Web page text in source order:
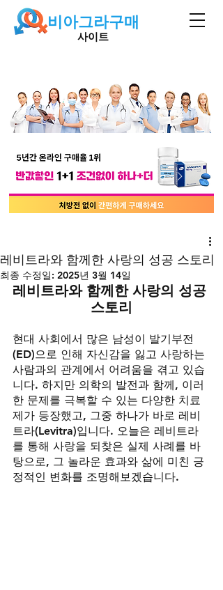
비아그라구매
사이트
레비트라와 함께한 사랑의 성공 스토리
최종 수정일: 2025년 3월 14일
레비트라와 함께한 사랑의 성공
스토리
현대 사회에서 많은 남성이 발기부전
(ED)으로 인해 자신감을 잃고 사랑하는
사람과의 관계에서 어려움을 겪고 있습
니다. 하지만 의학의 발전과 함께, 이러
한 문제를 극복할 수 있는 다양한 치료
제가 등장했고, 그중 하나가 바로 레비
트라(Levitra)입니다. 오늘은 레비트라
를 통해 사랑을 되찾은 실제 사례를 바
탕으로, 그 놀라운 효과와 삶에 미친 긍
정적인 변화를 조명해보겠습니다.